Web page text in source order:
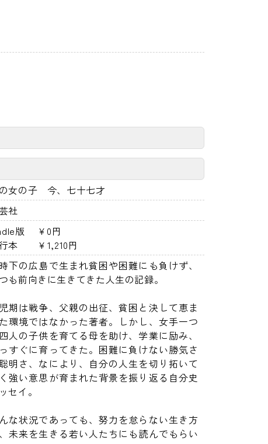
女の子 今、七十七才
社
版 ￥0円
本 ￥1,210円
下の広島で生まれ貧困や困難にも負けず、
も前向きに生きてきた人生の記録。
期は戦争、父親の出征、貧困と決して恵ま
環境ではなかった著者。しかし、女手一つ
人の子供を育てる母を助け、学業に励み、
すぐに育ってきた。困難に負けない勝気さ
明さ、なにより、自分の人生を切り拓いて
強い意思が育まれた背景を振り返る自分史
セイ。
な状況であっても、努力を怠らない生き方
未来を生きる若い人たちにも読んでもらい